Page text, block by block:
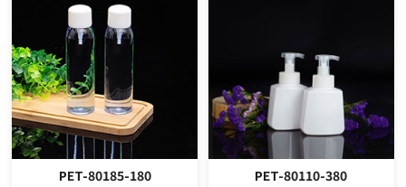
PET-80185-180 PET-80110-380